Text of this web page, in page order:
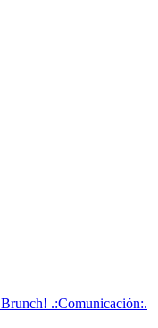
Brunch! .:Comunicación:.